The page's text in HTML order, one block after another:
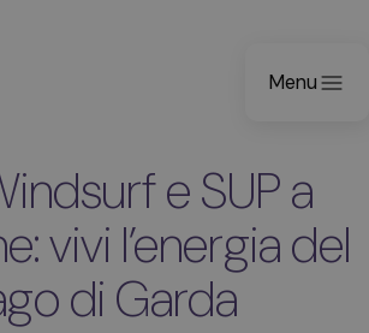
Menu
e SUP a
vivi l’energia del
di Garda